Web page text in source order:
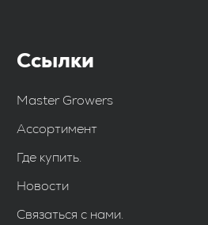
Ссылки
Master Growers
Ассортимент
Где купить.
Новости
Связаться с нами.